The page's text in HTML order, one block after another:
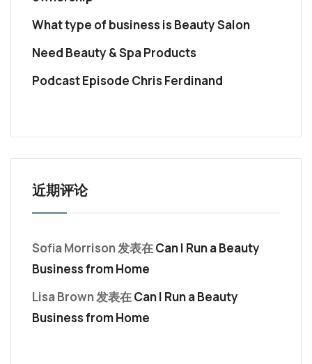
What type of business is Beauty Salon
Need Beauty & Spa Products
Podcast Episode Chris Ferdinand
近期评论
Sofia Morrison发表在Can I Run a Beauty
Business from Home
Lisa Brown发表在Can I Run a Beauty
Business from Home